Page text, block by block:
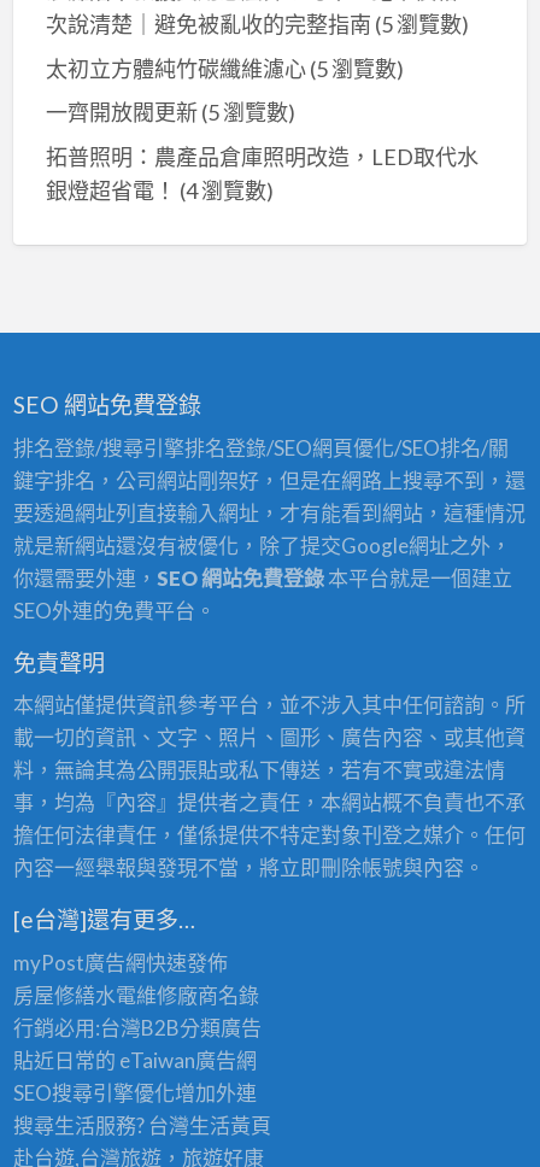
次說清楚｜避免被亂收的完整指南 (5 瀏覽數)
太初立方體純竹碳纖維濾心(5 瀏覽數)
一齊開放閥更新(5 瀏覽數)
拓普照明：農產品倉庫照明改造，LED取代水
銀燈超省電！ (4 瀏覽數)
SEO 網站免費登錄
排名登錄/搜尋引擎排名登錄/SEO網頁優化/SEO排名/關
鍵字排名，公司網站剛架好，但是在網路上搜尋不到，還
要透過網址列直接輸入網址，才有能看到網站，這種情況
就是新網站還沒有被優化，除了提交Google網址之外，
你還需要外連， SEO 網站免費登錄本平台就是一個建立
SEO外連的免費平台。
免責聲明
本網站僅提供資訊參考平台，並不涉入其中任何諮詢。所
載一切的資訊、文字、照片、圖形、廣告內容、或其他資
料，無論其為公開張貼或私下傳送，若有不實或違法情
事，均為『內容』提供者之責任，本網站概不負責也不承
擔任何法律責任，僅係提供不特定對象刊登之媒介。任何
內容一經舉報與發現不當，將立即刪除帳號與內容。
[e台灣]還有更多…
myPost廣告網快速發佈
房屋修繕水電維修廠商名錄
行銷必用:台灣B2B分類廣告
貼近日常的 eTaiwan廣告網
SEO搜尋引擎優化增加外連
搜尋生活服務? 台灣生活黃頁
赴台遊,台灣旅遊，旅遊好康